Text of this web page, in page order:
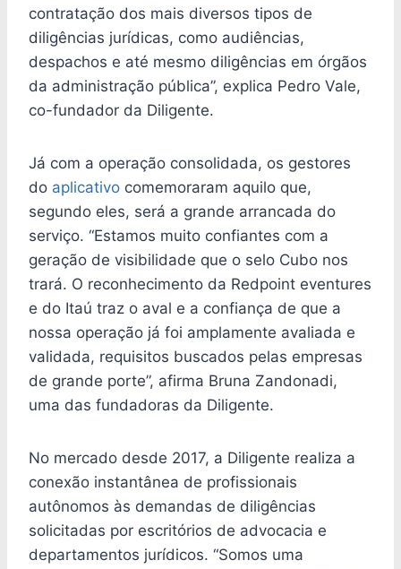
contratação dos mais diversos tipos de
diligências jurídicas, como audiências,
despachos e até mesmo diligências em órgãos
da administração pública”, explica Pedro Vale,
co-fundador da Diligente.
Já com a operação consolidada, os gestores
do aplicativo comemoraram aquilo que,
segundo eles, será a grande arrancada do
serviço. “Estamos muito confiantes com a
geração de visibilidade que o selo Cubo nos
trará. O reconhecimento da Redpoint eventures
e do Itaú traz o aval e a confiança de que a
nossa operação já foi amplamente avaliada e
validada, requisitos buscados pelas empresas
de grande porte”, afirma Bruna Zandonadi,
uma das fundadoras da Diligente.
No mercado desde 2017, a Diligente realiza a
conexão instantânea de profissionais
autônomos às demandas de diligências
solicitadas por escritórios de advocacia e
departamentos jurídicos. “Somos uma